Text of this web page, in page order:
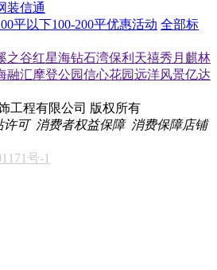
装信通
平以下100-200平优惠活动 全部标
之谷红星海钻石湾保利天禧秀月麒林
融汇摩登公园信心花园远洋风景亿达
工程有限公司 版权所有
许可 消费者权益保障 消费保障店铺
号-1